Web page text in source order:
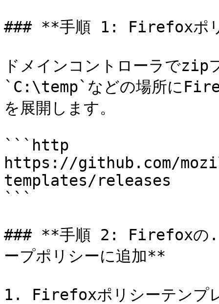
### **手順 1: Firefoxポリ
ドメインコントローラでzip
`C:\temp`などの場所に
を展開します。
```http
https://github.com/
templates/releases
```
### **手順 2: Firefoxの
ープポリシーに追加**
1. Firefoxポリシーテンプ